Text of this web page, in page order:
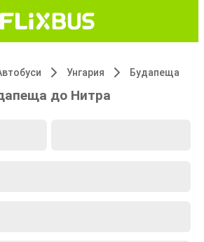
Унгария Будапеща
до Нитра